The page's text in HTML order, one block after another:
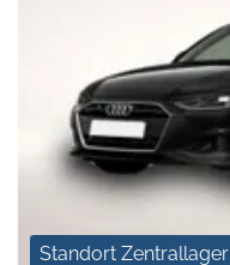
Standort Zentrallager